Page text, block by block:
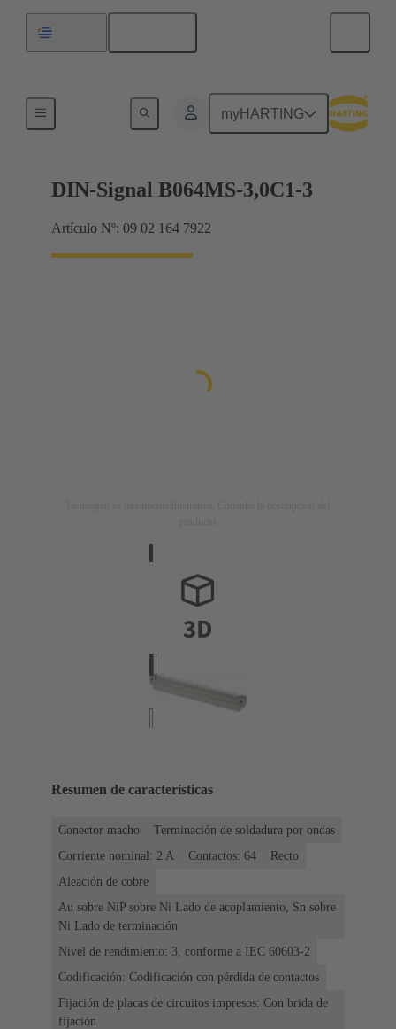
myHARTING
Terminación de placa madre a tarjeta hija
DIN-Signal B064MS-3,0C1-3
Artículo Nº: 09 02 164 7922
Resumen de características
Conector macho
Terminación de soldadura por ondas
Corriente nominal: ‌2 A
Contactos: 64
Recto
Aleación de cobre
Au sobre NiP sobre Ni Lado de acoplamiento, Sn sobre
Ni Lado de terminación
Nivel de rendimiento: 3, conforme a IEC 60603-2
Codificación: Codificación con pérdida de contactos
Fijación de placas de circuitos impresos: Con brida de
fijación